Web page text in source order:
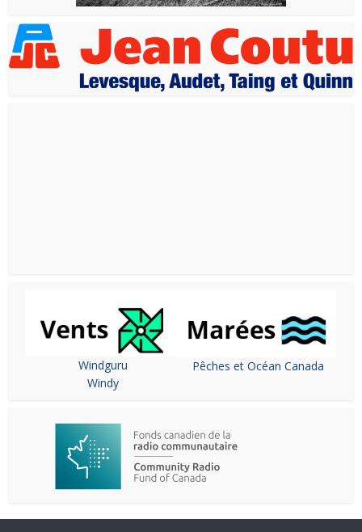
Windguru
Windy
Pêches et Océan Canada